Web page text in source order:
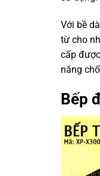
Với bề
từ cho
cấp
năng
Bếp